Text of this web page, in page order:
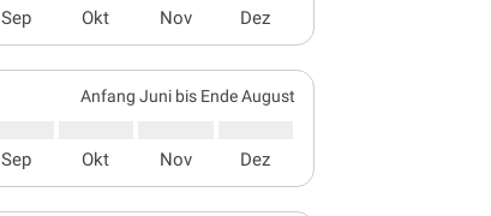
Sep Okt Nov Dez
Anfang Juni bis Ende August
Sep Okt Nov Dez